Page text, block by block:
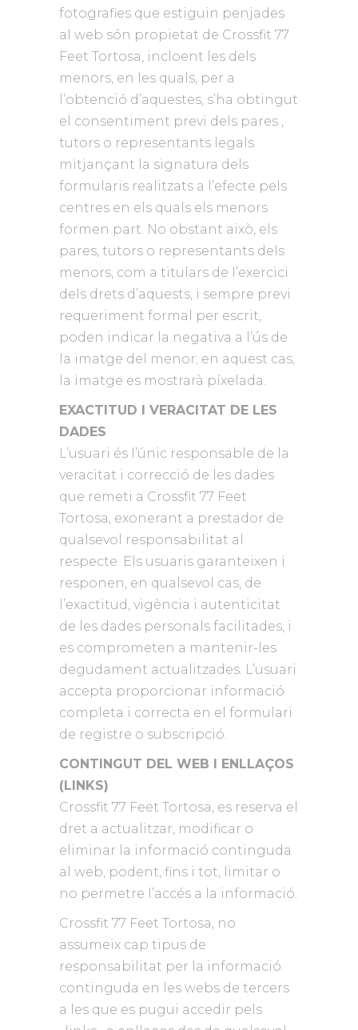
fotografies que estiguin penjades
al web són propietat de Crossfit 77
Feet Tortosa, incloent les dels
menors, en les quals, per a
l’obtenció d’aquestes, s’ha obtingut
el consentiment previ dels pares ,
tutors o representants legals
mitjançant la signatura dels
formularis realitzats a l’efecte pels
centres en els quals els menors
formen part. No obstant això, els
pares, tutors o representants dels
menors, com a titulars de l’exercici
dels drets d’aquests, i sempre previ
requeriment formal per escrit,
poden indicar la negativa a l’ús de
la imatge del menor; en aquest cas,
la imatge es mostrarà píxelada.
EXACTITUD I VERACITAT DE LES
DADES
L’usuari és l’únic responsable de la
veracitat i correcció de les dades
que remeti a Crossfit 77 Feet
Tortosa, exonerant a prestador de
qualsevol responsabilitat al
respecte. Els usuaris garanteixen i
responen, en qualsevol cas, de
l’exactitud, vigència i autenticitat
de les dades personals facilitades, i
es comprometen a mantenir-les
degudament actualitzades. L’usuari
accepta proporcionar informació
completa i correcta en el formulari
de registre o subscripció.
CONTINGUT DEL WEB I ENLLAÇOS
(LINKS)
Crossfit 77 Feet Tortosa, es reserva el
dret a actualitzar, modificar o
eliminar la informació continguda
al web, podent, fins i tot, limitar o
no permetre l’accés a la informació.
Crossfit 77 Feet Tortosa, no
assumeix cap tipus de
responsabilitat per la informació
continguda en les webs de tercers
a les que es pugui accedir pels